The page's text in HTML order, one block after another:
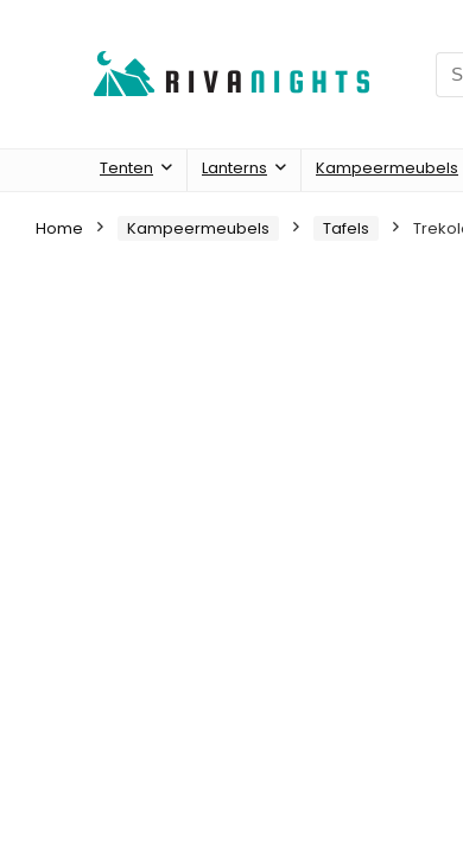
for:
Tenten Lanterns Kampeermeubels
Home Kampeermeubels Tafels